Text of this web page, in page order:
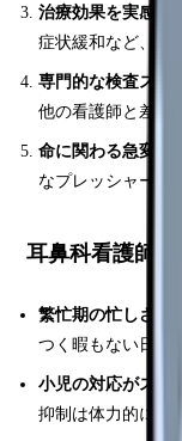
治療効果を実感し
症状緩和など、患
専門的な検査スキ
他の看護師と差別
命に関わる急変が
なプレッシャーが
耳鼻科看護師
繁忙期の忙しさが
つく暇もない日が
小児の対応がスト
抑制は体力的にも